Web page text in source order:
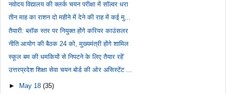
नवोदय विद्यालय की क्लर्क चयन परीक्षा में सॉल्वर धरा
तीन माह का राशन दो महीने में देने की राह में कई मु...
तैयारी: ब्लॉक स्तर पर नियुक्त होंगे करियर काउंसलर
नीति आयोग की बैठक 24 को, मुख्यमंत्री होंगे शामिल
स्कूल बम की धमकियों से निपटने के लिए तैयार रहें’
उत्तरप्रदेश शिक्षा सेवा चयन बोर्ड की ओर असिस्टेंट ...
► May 18(35)